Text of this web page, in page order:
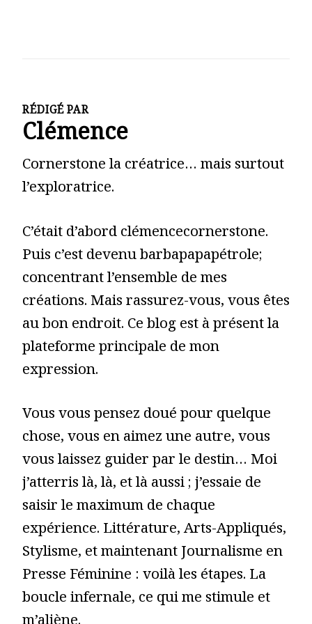
RÉDIGÉ PAR
Clémence
Cornerstone la créatrice… mais surtout
l’exploratrice.
C’était d’abord clémencecornerstone.
Puis c’est devenu barbapapapétrole;
concentrant l’ensemble de mes
créations. Mais rassurez-vous, vous êtes
au bon endroit. Ce blog est à présent la
plateforme principale de mon
expression.
Vous vous pensez doué pour quelque
chose, vous en aimez une autre, vous
vous laissez guider par le destin… Moi
j’atterris là, là, et là aussi ; j’essaie de
saisir le maximum de chaque
expérience. Littérature, Arts-Appliqués,
Stylisme, et maintenant Journalisme en
Presse Féminine : voilà les étapes. La
boucle infernale, ce qui me stimule et